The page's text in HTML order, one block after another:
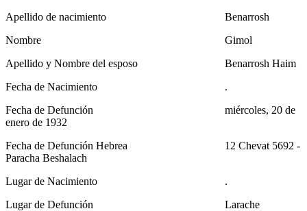
Apellido de nacimiento
Benarrosh
Nombre
Gimol
Apellido y Nombre del esposo
Benarrosh Haim
Fecha de Nacimiento
.
Fecha de Defunción
miércoles, 20 de
enero de 1932
Fecha de Defunción Hebrea
12 Chevat 5692 -
Paracha Beshalach
Lugar de Nacimiento
.
Lugar de Defunción
Larache